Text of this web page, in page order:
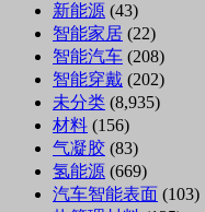
新能源 (43)
智能家居 (22)
智能汽车 (208)
智能穿戴 (202)
未分类 (8,935)
材料 (156)
气凝胶 (83)
氢能源 (669)
汽车智能表面 (103)